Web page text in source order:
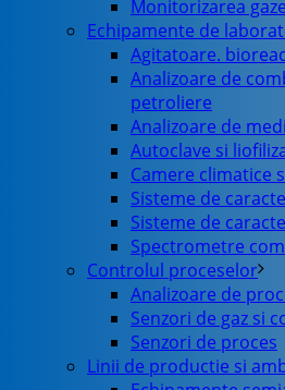
Monitorizarea
Echipamente de
Agitatoare.
Analizoare de
petroliere
Analizoare de
Autoclave si
Camere climatice
Sisteme de
Sisteme de
Spectrometre
Controlul proceselor
Analizoare de
Senzori de gaz si
Senzori de proces
Linii de productie si